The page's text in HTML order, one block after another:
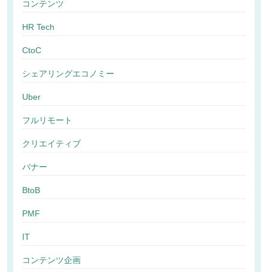
コンテンツ
HR Tech
CtoC
シェアリングエコノミー
Uber
フルリモート
クリエイティブ
バナー
BtoB
PMF
IT
コンテンツ企画